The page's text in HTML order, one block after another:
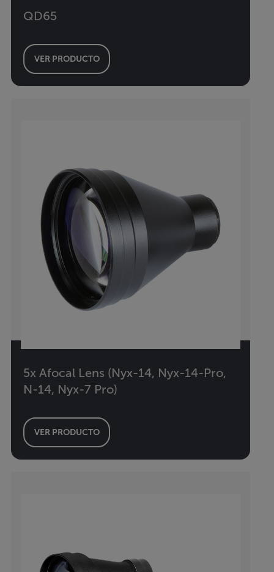
QD65
VER PRODUCTO
5x Afocal Lens (Nyx-14, Nyx-14-Pro,
N-14, Nyx-7 Pro)
VER PRODUCTO